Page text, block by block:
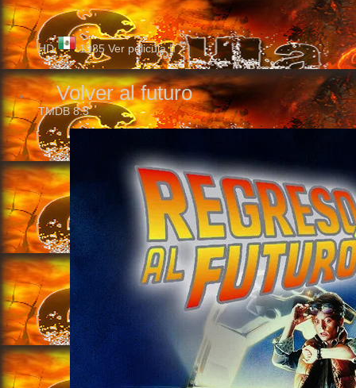
HD 1985 Ver pelicula
Volver al futuro
TMDB8.3